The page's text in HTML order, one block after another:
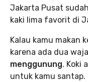
Jakarta Pusat
kaki lima favorit di
Kalau kamu makan
karena ada dua
menggunung. Koki
untuk kamu santap.